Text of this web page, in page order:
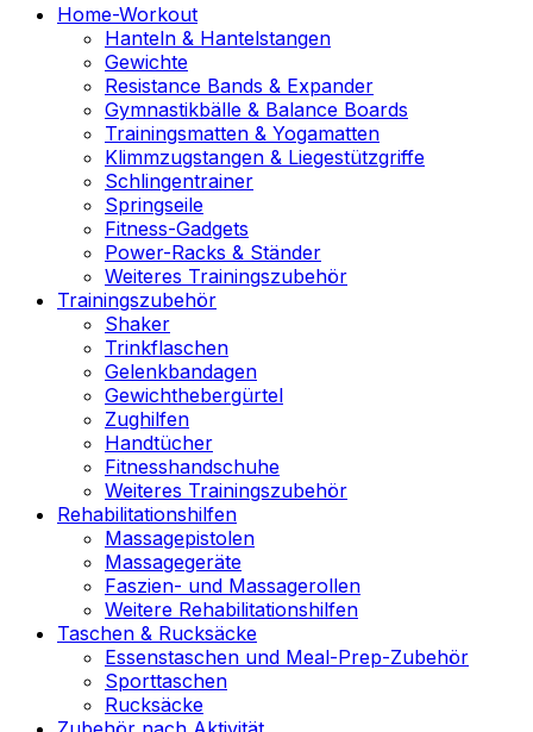
Home-Workout
Hanteln & Hantelstangen
Gewichte
Resistance Bands & Expander
Gymnastikbälle & Balance Boards
Trainingsmatten & Yogamatten
Klimmzugstangen & Liegestützgriffe
Schlingentrainer
Springseile
Fitness-Gadgets
Power-Racks & Ständer
Weiteres Trainingszubehör
Trainingszubehör
Shaker
Trinkflaschen
Gelenkbandagen
Gewichthebergürtel
Zughilfen
Handtücher
Fitnesshandschuhe
Weiteres Trainingszubehör
Rehabilitationshilfen
Massagepistolen
Massagegeräte
Faszien- und Massagerollen
Weitere Rehabilitationshilfen
Taschen & Rucksäcke
Essenstaschen und Meal-Prep-Zubehör
Sporttaschen
Rucksäcke